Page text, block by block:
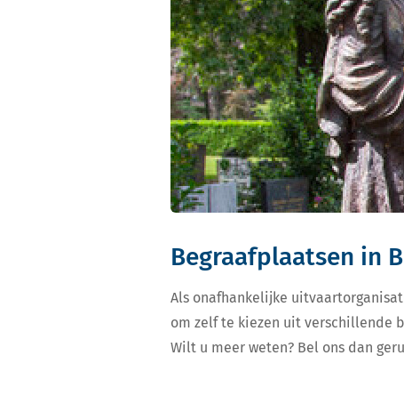
Begraafplaatsen in
Als onafhankelijke
om zelf te kiezen uit verschillende
Wilt u meer weten? Bel ons dan